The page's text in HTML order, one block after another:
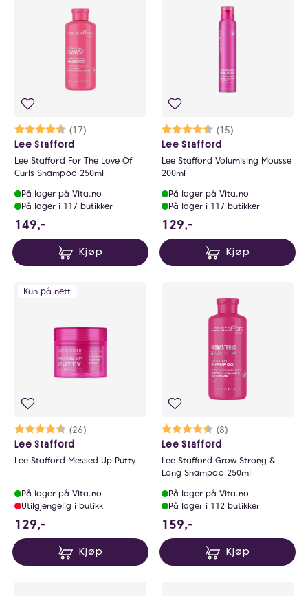
Karakter:
(17)
4.4 av 5 mulige
Lee Stafford
Lee Stafford For The Love Of
Curls Shampoo 250ml
På lager på Vita.no
På lager i 117 butikker
149,-
Kjøp
Karakter:
(15)
4.5 av 5 mulige
Lee Stafford
Lee Stafford Volumising Mousse
200ml
På lager på Vita.no
På lager i 117 butikker
129,-
Kjøp
Kun på nett
Karakter:
(26)
4.7 av 5 mulige
Lee Stafford
Lee Stafford Messed Up Putty
På lager på Vita.no
Utilgjengelig i butikk
129,-
Kjøp
Karakter:
(8)
4.5 av 5 mulige
Lee Stafford
Lee Stafford Grow Strong &
Long Shampoo 250ml
På lager på Vita.no
På lager i 112 butikker
159,-
Kjøp